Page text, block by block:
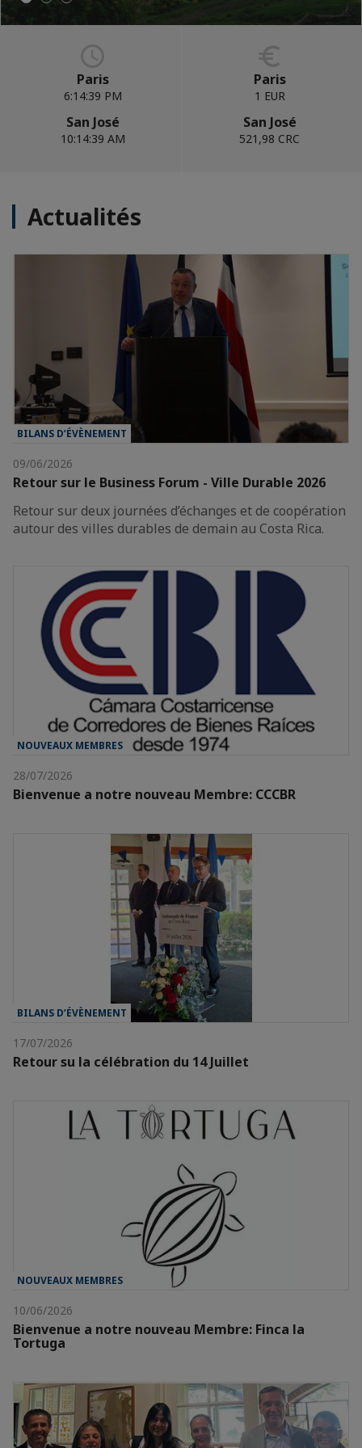
Paris
6:14:40 PM
San José
10:14:40 AM
Paris
1 EUR
San José
521,98 CRC
Actualités
BILANS D’ÉVÈNEMENT
09/06/2026
Retour sur le Business Forum - Ville Durable 2026
Retour sur deux journées d’échanges et de coopération
autour des villes durables de demain au Costa Rica.
NOUVEAUX MEMBRES
28/07/2026
Bienvenue a notre nouveau Membre: CCCBR
BILANS D’ÉVÈNEMENT
17/07/2026
Retour su la célébration du 14 Juillet
NOUVEAUX MEMBRES
10/06/2026
Bienvenue a notre nouveau Membre: Finca la
Tortuga